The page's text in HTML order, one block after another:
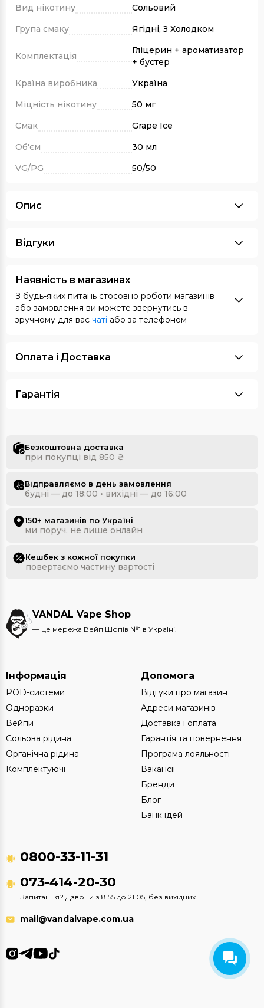
Вид нікотину
Сольовий
Група смаку
Ягідні, З Холодком
Комплектація
Гліцерин + ароматизатор
+ бустер
Країна виробника
Україна
Міцність нікотину
50 мг
Смак
Grape Ice
Об'єм
30 мл
VG/PG
50/50
Опис
Відгуки
Наявність в магазинах
З будь-яких питань стосовно роботи магазинів
або замовлення ви можете звернутись в
зручному для вас чаті або за телефоном
Оплата i Доставка
Гарантія
Безкоштовна доставка
при покупці від 850 ₴
Відправляємо в день замовлення
будні — до 18:00 • вихідні — до 16:00
150+ магазинів по Україні
ми поруч, не лише онлайн
Кешбек з кожної покупки
повертаємо частину вартості
VANDAL Vape Shop
— це мережа Вейп Шопів №1 в УкраЇні.
Інформація
POD-системи
Одноразки
Вейпи
Сольова рідина
Органічна рідина
Комплектуючі
Допомога
Відгуки про магазин
Адреси магазинів
Доставка і оплата
Гарантія та повернення
Програма лояльності
Вакансії
Бренди
Блог
Банк ідей
0800-33-11-31
073-414-20-30
Запитання? Дзвони з 8.55 до 21.05, без вихідних
mail@vandalvape.com.ua